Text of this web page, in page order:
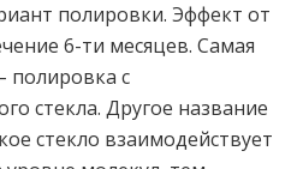
полировки. Эффект от
6-ти месяцев. Самая
полировка с
стекла. Другое название
стекло взаимодействует